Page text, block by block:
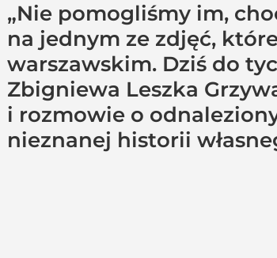
„Nie pomogliśmy im,
na jednym ze zdjęć,
warszawskim. Dziś do
Zbigniewa Leszka
i rozmowie o
nieznanej historii